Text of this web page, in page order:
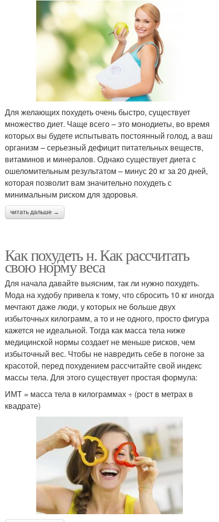
Для желающих похудеть очень быстро, существует
множество диет. Чаще всего – это монодиеты, во время
которых вы будете испытывать постоянный голод, а ваш
организм – серьезный дефицит питательных веществ,
витаминов и минералов. Однако существует диета с
ошеломительным результатом – минус 20 кг за 20 дней,
которая позволит вам значительно похудеть с
минимальным риском для здоровья.
читать дальше →
Как похудеть н. Как рассчитать
свою норму веса
Для начала давайте выясним, так ли нужно похудеть.
Мода на худобу привела к тому, что сбросить 10 кг иногда
мечтают даже люди, у которых не больше двух
избыточных килограмм, а то и не одного, просто фигура
кажется не идеальной. Тогда как масса тела ниже
медицинской нормы создает не меньше рисков, чем
избыточный вес. Чтобы не навредить себе в погоне за
красотой, перед похудением рассчитайте свой индекс
массы тела. Для этого существует простая формула:
ИМТ = масса тела в килограммах ÷ (рост в метрах в
квадрате)